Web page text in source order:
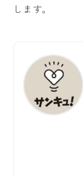
します。